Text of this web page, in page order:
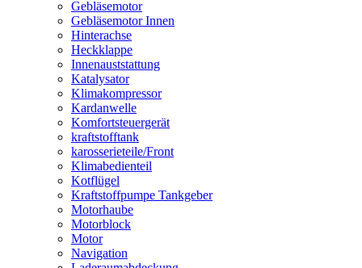
Gebläsemotor
Gebläsemotor Innen
Hinterachse
Heckklappe
Innenauststattung
Katalysator
Klimakompressor
Kardanwelle
Komfortsteuergerät
kraftstofftank
karosserieteile/Front
Klimabedienteil
Kotflügel
Kraftstoffpumpe Tankgeber
Motorhaube
Motorblock
Motor
Navigation